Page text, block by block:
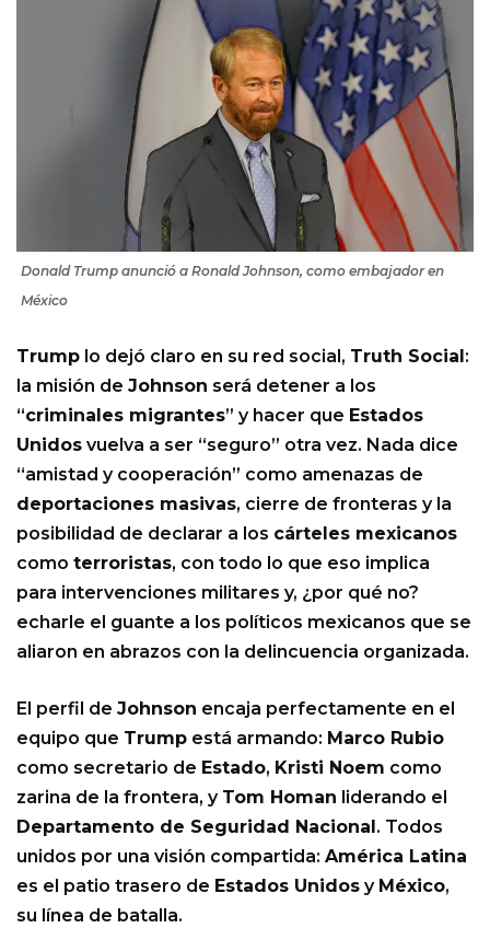
Donald Trump anunció a Ronald Johnson, como embajador en
México
Trump lo dejó claro en su red social, Truth Social :
la misión de Johnson será detener a los
“criminales migrantes” y hacer que Estados
Unidos vuelva a ser “seguro” otra vez. Nada dice
“amistad y cooperación” como amenazas de
deportaciones masivas, cierre de fronteras y la
posibilidad de declarar a los cárteles mexicanos
como terroristas, con todo lo que eso implica
para intervenciones militares y, ¿por qué no?
echarle el guante a los políticos mexicanos que se
aliaron en abrazos con la delincuencia organizada.
El perfil de Johnson encaja perfectamente en el
equipo que Trump está armando: Marco Rubio
como secretario de Estado, Kristi Noem como
zarina de la frontera, y Tom Homan liderando el
Departamento de Seguridad Nacional . Todos
unidos por una visión compartida: América Latina
es el patio trasero de Estados Unidos y México,
su línea de batalla.